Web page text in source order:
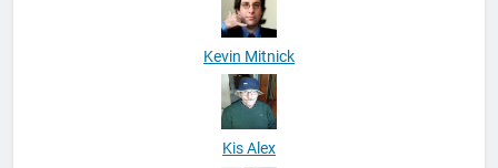
Kevin Mitnick
Kis Alex